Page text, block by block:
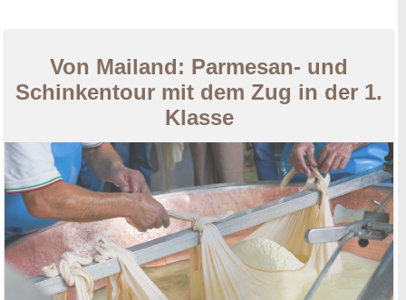
Von Mailand: Parmesan- und
Schinkentour mit dem Zug in der 1.
Klasse